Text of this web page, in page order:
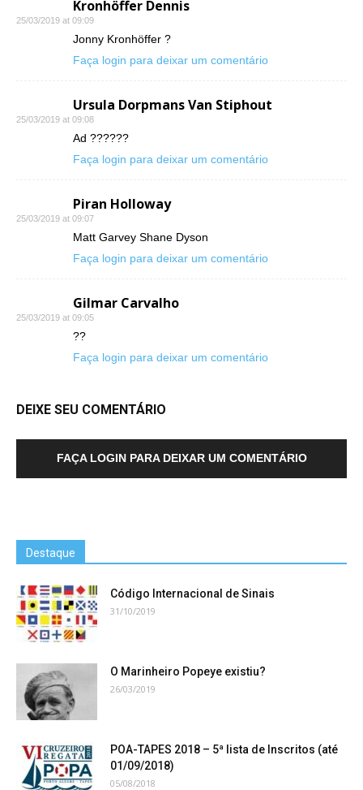
Kronhöffer Dennis
25/03/2019 at 09:09
Jonny Kronhöffer ?
Faça login para deixar um comentário
Ursula Dorpmans Van Stiphout
25/03/2019 at 09:08
Ad ??????
Faça login para deixar um comentário
Piran Holloway
25/03/2019 at 09:07
Matt Garvey Shane Dyson
Faça login para deixar um comentário
Gilmar Carvalho
25/03/2019 at 09:05
??
Faça login para deixar um comentário
DEIXE SEU COMENTÁRIO
FAÇA LOGIN PARA DEIXAR UM COMENTÁRIO
Destaque
Código Internacional de Sinais
31/10/2019
O Marinheiro Popeye existiu?
26/03/2019
POA-TAPES 2018 – 5ª lista de Inscritos (até
01/09/2018)
05/08/2018